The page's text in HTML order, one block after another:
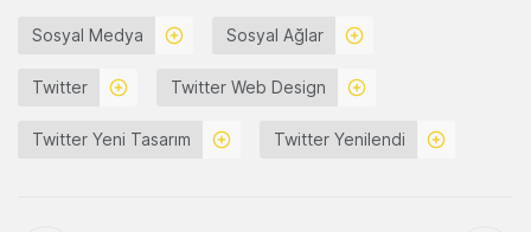
Sosyal Medya Sosyal Ağlar
Twitter Twitter Web Design
Twitter Yeni Tasarım Twitter Yenilendi